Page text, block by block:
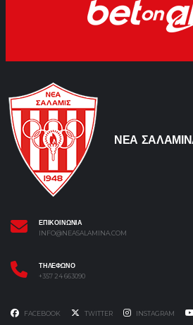
ΝΕΑ
ΕΠΙΚΟΙΝΩΝΙΑ
INFO@NEASALAMINA.COM
ΤΗΛΕΦΩΝΟ
+357 24 663090
FACEBOOK TWITTER INSTAGRAM